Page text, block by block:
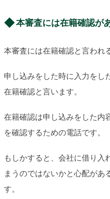
本審査には在籍確認が
本審査には在籍確認と言われ
申し込みをした時に入力をし
在籍確認と言います。
在籍確認は申し込みをした内
を確認するための電話です。
もしかすると、会社に借り入
まうのではないかと心配があ
す。